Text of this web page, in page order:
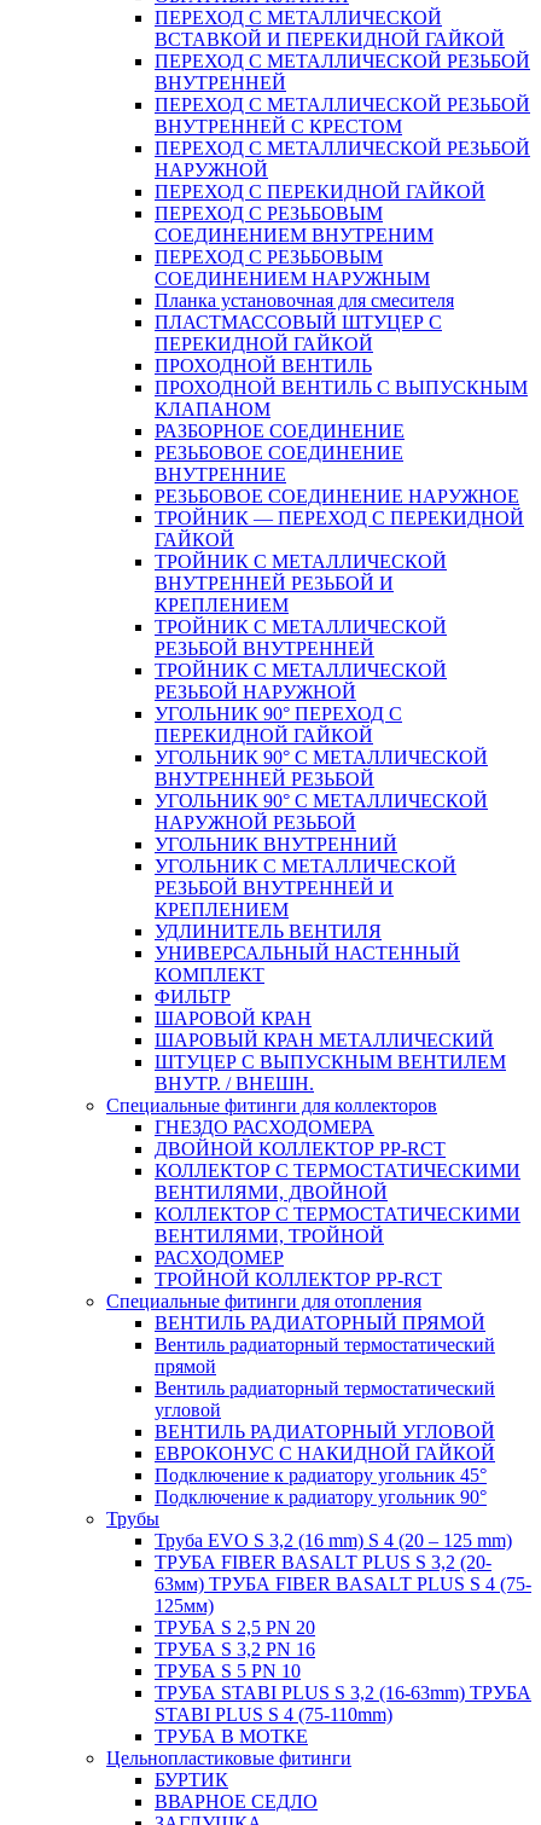
ПЕРЕХОД С МЕТАЛЛИЧЕСКОЙ
ВСТАВКОЙ И ПЕРЕКИДНОЙ ГАЙКОЙ
ПЕРЕХОД С МЕТАЛЛИЧЕСКОЙ РЕЗЬБОЙ
ВНУТРЕННЕЙ
ПЕРЕХОД С МЕТАЛЛИЧЕСКОЙ РЕЗЬБОЙ
ВНУТРЕННЕЙ С КРЕСТОМ
ПЕРЕХОД С МЕТАЛЛИЧЕСКОЙ РЕЗЬБОЙ
НАРУЖНОЙ
ПЕРЕХОД С ПЕРЕКИДНОЙ ГАЙКОЙ
ПЕРЕХОД С РЕЗЬБОВЫМ
СОЕДИНЕНИЕМ ВНУТРЕНИМ
ПЕРЕХОД С РЕЗЬБОВЫМ
СОЕДИНЕНИЕМ НАРУЖНЫМ
Планка установочная для смесителя
ПЛАСТМАССОВЫЙ ШТУЦЕР С
ПЕРЕКИДНОЙ ГАЙКОЙ
ПРОХОДНОЙ ВЕНТИЛЬ
ПРОХОДНОЙ ВЕНТИЛЬ С ВЫПУСКНЫМ
КЛАПАНОМ
РАЗБОРНОЕ СОЕДИНЕНИЕ
РЕЗЬБОВОЕ СОЕДИНЕНИЕ
ВНУТРЕННИЕ
РЕЗЬБОВОЕ СОЕДИНЕНИЕ НАРУЖНОЕ
ТРОЙНИК — ПЕРЕХОД С ПЕРЕКИДНОЙ
ГАЙКОЙ
ТРОЙНИК С МЕТАЛЛИЧЕСКОЙ
ВНУТРЕННЕЙ РЕЗЬБОЙ И
КРЕПЛЕНИЕМ
ТРОЙНИК С МЕТАЛЛИЧЕСКОЙ
РЕЗЬБОЙ ВНУТРЕННЕЙ
ТРОЙНИК С МЕТАЛЛИЧЕСКОЙ
РЕЗЬБОЙ НАРУЖНОЙ
УГОЛЬНИК 90° ПЕРЕХОД С
ПЕРЕКИДНОЙ ГАЙКОЙ
УГОЛЬНИК 90° С МЕТАЛЛИЧЕСКОЙ
ВНУТРЕННEЙ РЕЗЬБОЙ
УГОЛЬНИК 90° С МЕТАЛЛИЧЕСКОЙ
НАРУЖНОЙ РЕЗЬБОЙ
УГОЛЬНИК ВНУТРЕННИЙ
УГОЛЬНИК С МЕТАЛЛИЧЕСКОЙ
РЕЗЬБОЙ ВНУТРЕННЕЙ И
КРЕПЛЕНИЕМ
УДЛИНИТЕЛЬ ВЕНТИЛЯ
УНИВЕРСАЛЬНЫЙ НАСТЕННЫЙ
КОМПЛЕКТ
ФИЛЬТР
ШАРОВОЙ КРАН
ШАРОВЫЙ КРАН МЕТАЛЛИЧЕСКИЙ
ШТУЦЕР С ВЫПУСКНЫМ ВЕНТИЛЕМ
ВНУТР. / ВНЕШН.
Специальные фитинги для коллекторов
ГНЕЗДО РАСХОДОМЕРА
ДВОЙНОЙ КОЛЛЕКТОР PP-RCT
КОЛЛЕКТОР С ТЕРМОСТАТИЧЕСКИМИ
ВЕНТИЛЯМИ, ДВОЙНОЙ
КОЛЛЕКТОР С ТЕРМОСТАТИЧЕСКИМИ
ВЕНТИЛЯМИ, ТРОЙНОЙ
РАСХОДОМЕР
ТРОЙНОЙ КОЛЛЕКТОР PP-RCT
Специальные фитинги для отопления
ВЕНТИЛЬ РАДИАТОРНЫЙ ПРЯМОЙ
Вентиль радиаторный термостатический
прямой
Вентиль радиаторный термостатический
угловой
ВЕНТИЛЬ РАДИАТОРНЫЙ УГЛОВОЙ
ЕВРОКОНУС С НАКИДНОЙ ГАЙКОЙ
Подключение к радиатору угольник 45°
Подключение к радиатору угольник 90°
Трубы
Труба EVO S 3,2 (16 mm) S 4 (20 – 125 mm)
ТРУБА FIBER BASALT PLUS S 3,2 (20-
63мм) ТРУБА FIBER BASALT PLUS S 4 (75-
125мм)
ТРУБА S 2,5 PN 20
ТРУБА S 3,2 PN 16
ТРУБА S 5 PN 10
ТРУБА STABI PLUS S 3,2 (16-63mm) ТРУБА
STABI PLUS S 4 (75-110mm)
ТРУБА В МОТКЕ
Цельнопластиковые фитинги
БУРТИК
ВВАРНОЕ СЕДЛО